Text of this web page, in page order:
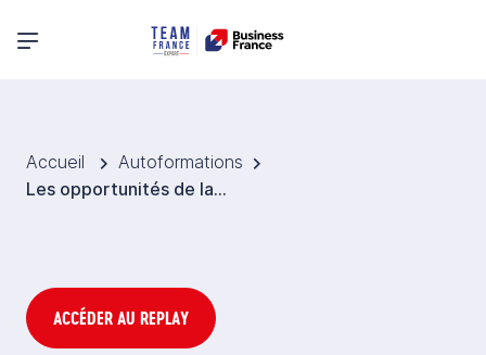
Menu principal
Accueil
Autoformations
Les opportunités de la filière sport au Bénin
ACCÉDER AU REPLAY